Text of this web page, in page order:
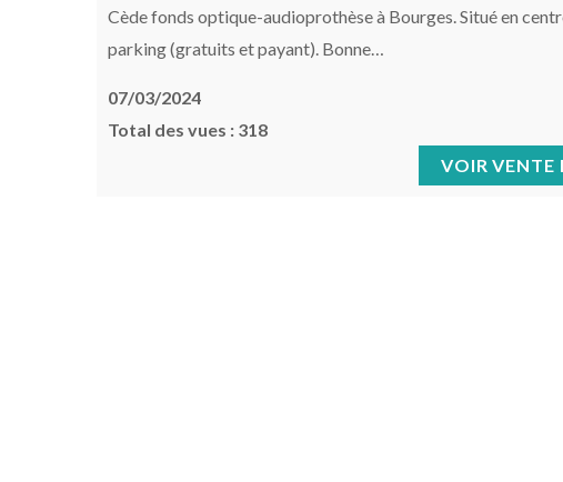
Cède fonds optique-audioprothèse à Bourges. Situé en
parking (gratuits et payant). Bonne…
07/03/2024
Total des vues : 318
VENTE